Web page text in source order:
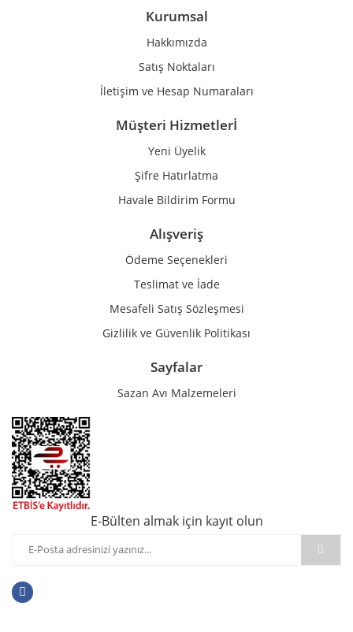
Ürün bilgilerinde hatalar bulunuyor.
Gönder
Kurumsal
Hakkımızda
Satış Noktaları
İletişim ve Hesap Numaraları
Müşteri Hizmetlerİ
Yeni Üyelik
Şifre Hatırlatma
Havale Bildirim Formu
Alışveriş
Ödeme Seçenekleri
Teslimat ve İade
Mesafeli Satış Sözleşmesi
Gizlilik ve Güvenlik Politikası
Sayfalar
Sazan Avı Malzemeleri
E-Bülten almak için kayıt olun